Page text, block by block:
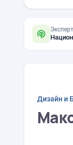
Эксперт
Дизайн и